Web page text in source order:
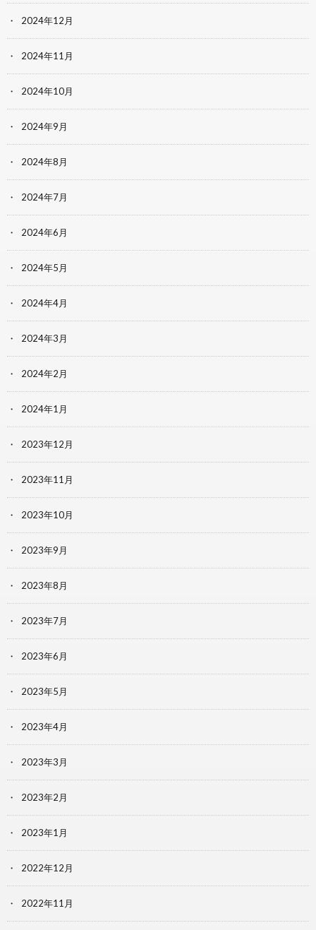
2024年12月
2024年11月
2024年10月
2024年9月
2024年8月
2024年7月
2024年6月
2024年5月
2024年4月
2024年3月
2024年2月
2024年1月
2023年12月
2023年11月
2023年10月
2023年9月
2023年8月
2023年7月
2023年6月
2023年5月
2023年4月
2023年3月
2023年2月
2023年1月
2022年12月
2022年11月